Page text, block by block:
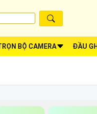
BỘ CAMERA ĐẦU